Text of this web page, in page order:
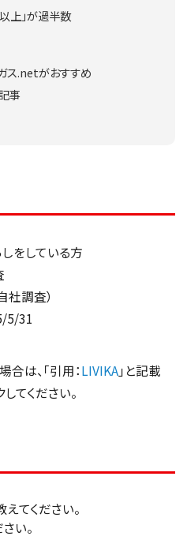
上」が過半数
ス.netがおすすめ
事
をしている方
社調査）
5/31
は、「引用：LIVIKA」と記載
てください。
てください。
い。